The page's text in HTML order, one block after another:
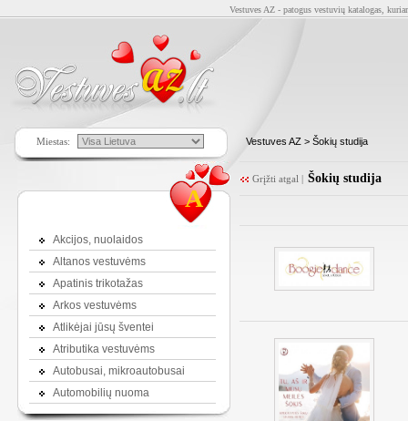
Vestuves AZ - patogus vestuvių katalogas,
Miestas: Vestuves AZ > Šokių studija
A
Akcijos, nuolaidos
Altanos vestuvėms
Apatinis trikotažas
Arkos vestuvėms
Atlikėjai jūsų šventei
Atributika vestuvėms
Autobusai, mikroautobusai
Automobilių nuoma
Grįžti atgal | Šokių studija